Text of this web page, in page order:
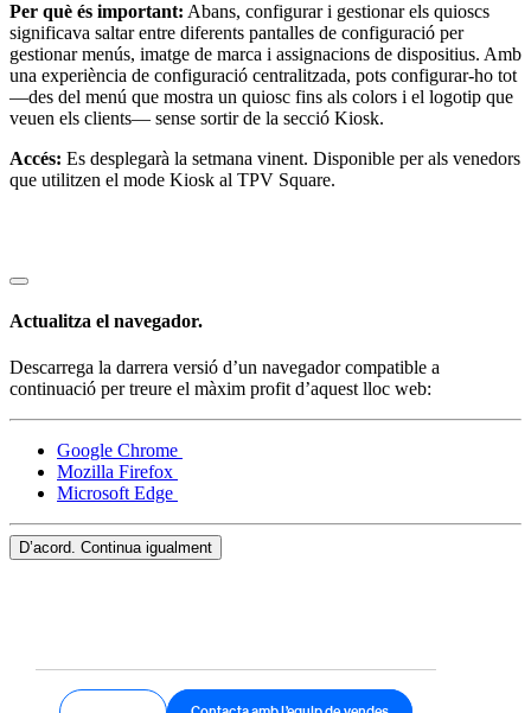
Per què és important: Abans, configurar i gestionar els quioscs
significava saltar entre diferents pantalles de configuració per
gestionar menús, imatge de marca i assignacions de dispositius. Amb
una experiència de configuració centralitzada, pots configurar-ho tot
—des del menú que mostra un quiosc fins als colors i el logotip que
veuen els clients— sense sortir de la secció Kiosk.
Accés: Es desplegarà la setmana vinent. Disponible per als venedors
que utilitzen el mode Kiosk al TPV Square.
Actualitza el navegador.
Descarrega la darrera versió d’un navegador compatible a
continuació per treure el màxim profit d’aquest lloc web:
Google Chrome
Mozilla Firefox
Microsoft Edge
D’acord. Continua igualment